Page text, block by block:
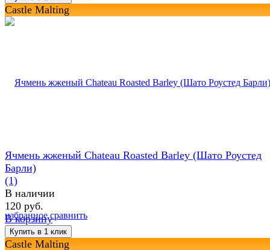
Castle Malting
избранное сравнить
Ячмень жженый Chateau Roasted Barley (Шато Роустед
Барли)
(1)
В наличии
120 руб.
В корзину
Castle Malting